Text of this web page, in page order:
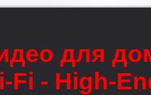
для
Fi - High-